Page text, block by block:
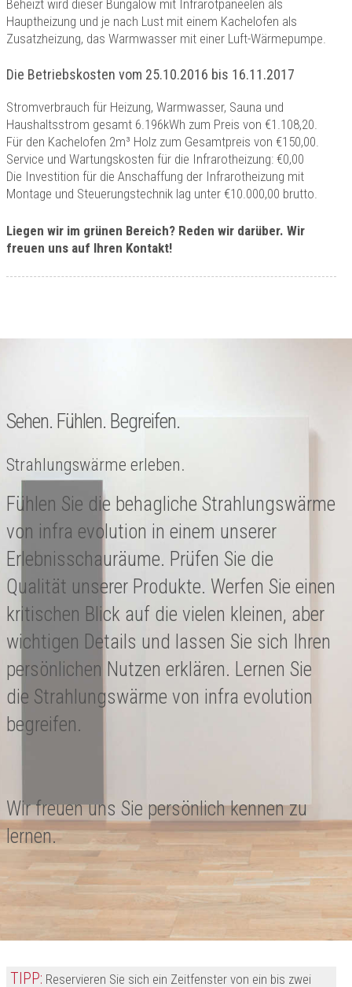
Beheizt wird dieser Bungalow mit Infrarotpaneelen als
Hauptheizung und je nach Lust mit einem Kachelofen als
Zusatzheizung, das Warmwasser mit einer Luft-Wärmepumpe.
Die Betriebskosten vom 25.10.2016 bis 16.11.2017
Stromverbrauch für Heizung, Warmwasser, Sauna und
Haushaltsstrom gesamt 6.196kWh zum Preis von €1.108,20.
Für den Kachelofen 2m³ Holz zum Gesamtpreis von €150,00.
Service und Wartungskosten für die Infrarotheizung: €0,00
Die Investition für die Anschaffung der Infrarotheizung mit
Montage und Steuerungstechnik lag unter €10.000,00 brutto.
Liegen wir im grünen Bereich? Reden wir darüber. Wir
freuen uns auf Ihren Kontakt!
Sehen. Fühlen. Begreifen.
Strahlungswärme erleben.
Fühlen Sie die behagliche Strahlungswärme
von infra evolution in einem unserer
Erlebnisschauräume. Prüfen Sie die
Qualität unserer Produkte. Werfen Sie einen
kritischen Blick auf die vielen kleinen, aber
wichtigen Details und lassen Sie sich Ihren
persönlichen Nutzen erklären. Lernen Sie
die Strahlungswärme von infra evolution
begreifen.
Wir freuen uns Sie persönlich kennen zu
lernen.
TIPP: Reservieren Sie sich ein Zeitfenster von ein bis zwei